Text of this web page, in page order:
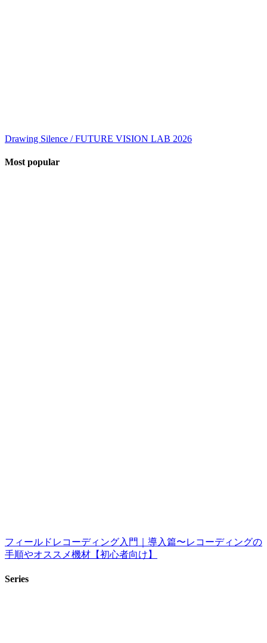
Drawing Silence / FUTURE VISION LAB 2026
Most popular
フィールドレコーディング入門｜導入篇〜レコーディングの
手順やオススメ機材【初心者向け】
Series